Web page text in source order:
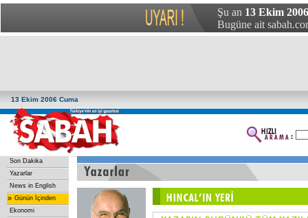
Şu an 13 Ekim
Bugüne ait
13 Ekim 2006 Cuma
Son Dakika
Yazarlar
News in English
» Günün İçinden
Ekonomi